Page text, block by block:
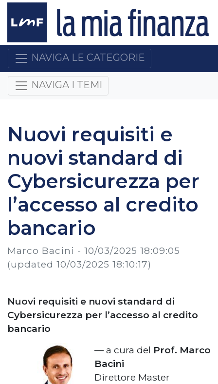
NAVIGA LE CATEGORIE
NAVIGA I TEMI
Nuovi requisiti e
nuovi standard di
Cybersicurezza per
l’accesso al credito
bancario
Marco Bacini - 10/03/2025 18:09:05
(updated 10/03/2025 18:10:17)
Nuovi requisiti e nuovi standard di
Cybersicurezza per l’accesso al credito
bancario
— a cura del Prof. Marco
Bacini
Direttore Master